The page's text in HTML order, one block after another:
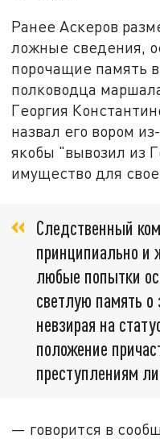
Ранее Аскеров
ложные сведения,
порочащие память
полководца
Георгия
назвал его вором
якобы "вывозил из
имущество для
Следственный
принципиально и
любые попытки
светлую память о
невзирая на
положение
преступлениям
— говорится в